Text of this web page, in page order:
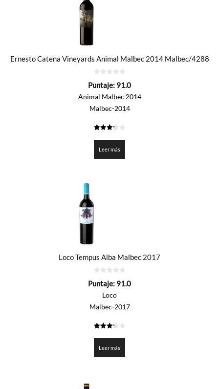
Ernesto Catena Vineyards Animal Malbec 2014 Malbec/4288
de
Puntaje: 91.0
Animal Malbec 2014
Malbec-2014
de 5
Leer más
Loco Tempus Alba Malbec 2017
de
Puntaje: 91.0
Loco
Malbec-2017
de 5
Leer más